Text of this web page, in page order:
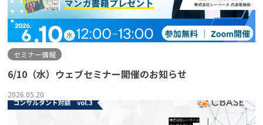
セミナー情報
6/10（水）ウェブセミナー開催のお知らせ
2026.05.20